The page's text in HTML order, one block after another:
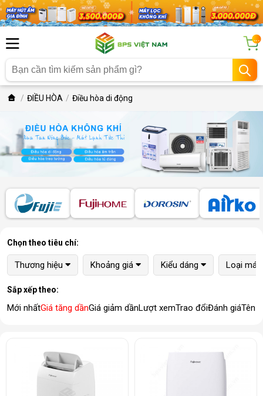
...
ĐIỀU HÒA Điều hòa di động
Chọn theo tiêu chí:
Thương hiệu Khoảng giá Kiểu dáng Loại máy
Sắp xếp theo:
Mới nhấtGiá tăng dầnGiá giảm dầnLượt xemTrao đổiĐánh giáTên